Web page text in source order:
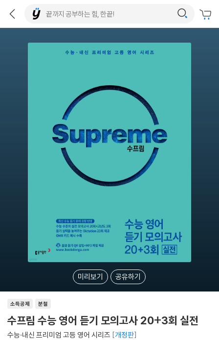
미리보기 공유하기
소득공제 분철
수프림 수능 영어 듣기 모의고사 20+3회 실전
수능·내신 프리미엄 고등 영어 시리즈 개정판